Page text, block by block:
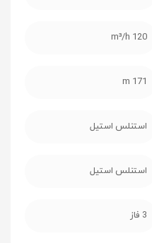
120 m³/h
171 m
استنلس استیل
استنلس استیل
3 فاز